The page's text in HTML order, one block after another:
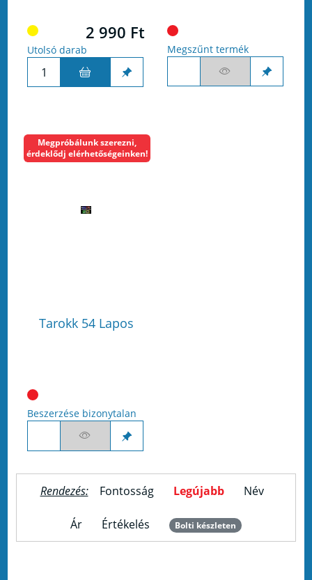
2 990 Ft
Utolsó darab Megszűnt termék
Tarokk 54 Lapos
Megpróbálunk szerezni,
érdeklődj elérhetőségeinken!
Beszerzése bizonytalan
Rendezés: Fontosság Legújabb Név
Ár Értékelés Bolti készleten